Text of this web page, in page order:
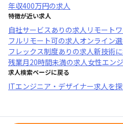
年収400万円の求人
特徴が近い求人
自社サービスあり の求人 リモート
フルリモート可の求人オンライン
フレックス制度あり の求人新技術
残業月20時間未満の求人女性エン
求人検索ページに戻る
ITエンジニア・デザイナー求人を